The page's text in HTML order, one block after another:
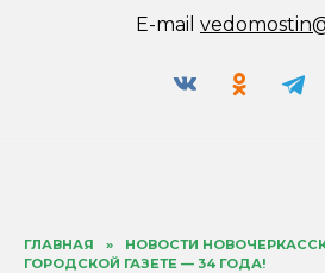
E-mail
ГЛАВНАЯ » НОВОСТИ
ГОРОДСКОЙ ГАЗЕТЕ — 34 ГОДА!